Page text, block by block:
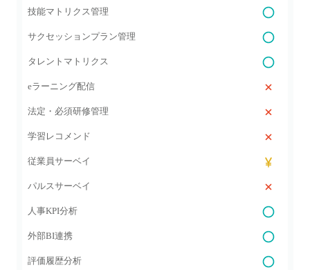
技能マトリクス管理
サクセッションプラン管理
タレントマトリクス
eラーニング配信
法定・必須研修管理
学習レコメンド
従業員サーベイ
パルスサーベイ
人事KPI分析
外部BI連携
評価履歴分析